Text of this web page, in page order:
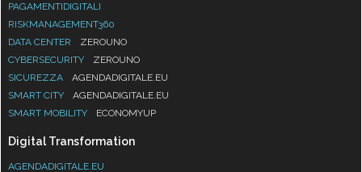
PAGAMENTIDIGITALI
RISKMANAGEMENT360
DATA CENTER
ZEROUNO
CYBERSECURITY
ZEROUNO
SICUREZZA
AGENDADIGITALE.EU
SMART CITY
AGENDADIGITALE.EU
SMART MOBILITY
ECONOMYUP
Digital Transformation
AGENDADIGITALE.EU